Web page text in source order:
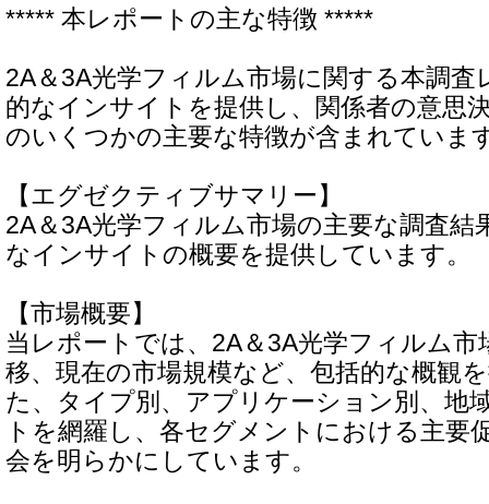
***** 本レポートの主な特徴 *****
2A＆3A光学フィルム市場に関する本調査
的なインサイトを提供し、関係者の意思
のいくつかの主要な特徴が含まれていま
【エグゼクティブサマリー】
2A＆3A光学フィルム市場の主要な調査結
なインサイトの概要を提供しています。
【市場概要】
当レポートでは、2A＆3A光学フィルム市
移、現在の市場規模など、包括的な概観
た、タイプ別、アプリケーション別、地
トを網羅し、各セグメントにおける主要
会を明らかにしています。